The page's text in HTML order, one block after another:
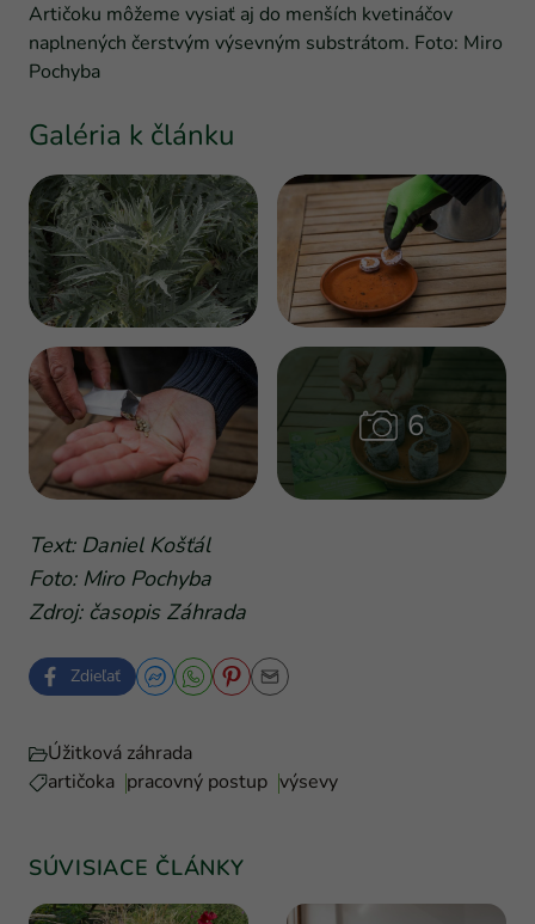
Artičoku môžeme vysiať aj do menších kvetináčov
naplnených čerstvým výsevným substrátom. Foto: Miro
Pochyba
Galéria k článku
Text: Daniel Košťál
Foto: Miro Pochyba
Zdroj: časopis Záhrada
Zdieľať
Úžitková záhrada
artičoka pracovný postup výsevy
SÚVISIACE ČLÁNKY